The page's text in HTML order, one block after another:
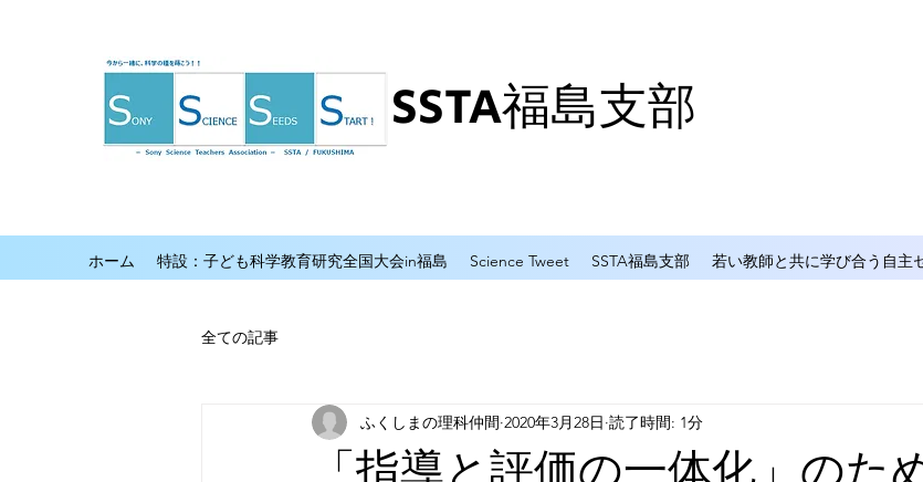
SSTA福島支部
ホーム 特設：子ども科学教育研究全国大会in福島 Science Tweet SSTA福島支部 若い教師と共に学び合う自主
全ての記事
ふくしまの理科仲間 2020年3月28日 読了時間: 1分